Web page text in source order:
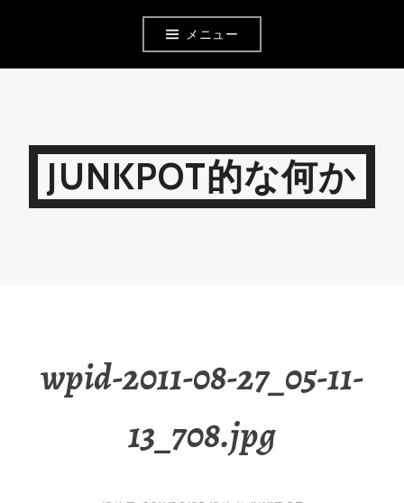
メニュー
JUNKPOT的な何か
wpid-2011-08-27_05-11-
13_708.jpg